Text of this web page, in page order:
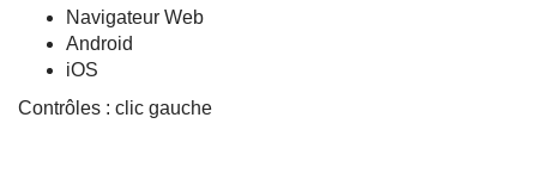
Navigateur Web
Android
iOS
Contrôles : clic gauche